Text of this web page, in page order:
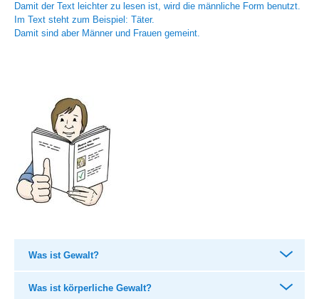
Damit der Text leichter zu lesen ist, wird die männliche Form benutzt.
Im Text steht zum Beispiel: Täter.
Damit sind aber Männer und Frauen gemeint.
Was ist Gewalt?
Was ist körperliche Gewalt?